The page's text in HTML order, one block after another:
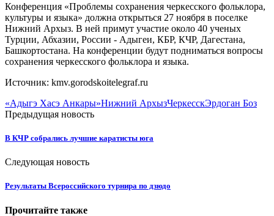
Конференция «Проблемы сохранения черкесского фольклора,
культуры и языка» должна открыться 27 ноября в поселке
Нижний Архыз. В ней примут участие около 40 ученых
Турции, Абхазии, России - Адыгеи, КБР, КЧР, Дагестана,
Башкортостана. На конференции будут подниматься вопросы
сохранения черкесского фольклора и языка.
Источник: kmv.gorodskoitelegraf.ru
«Адыгэ Хасэ Анкары»Нижний АрхызЧеркесскЭрдоган Боз
Предыдущая новость
В КЧР собрались лучшие каратисты юга
Следующая новость
Результаты Всероссийского турнира по дзюдо
Прочитайте также